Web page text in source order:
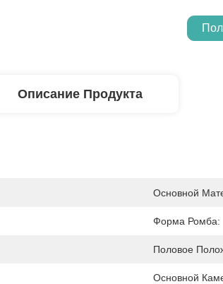
Описание Продукта
Основной
Форма Ромба:
Половое
Основной